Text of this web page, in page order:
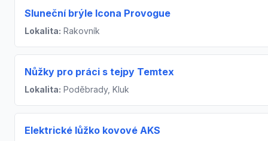
Sluneční brýle Icona Provogue
Lokalita: Rakovník
Nůžky pro práci s tejpy Temtex
Lokalita: Poděbrady, Kluk
Elektrické lůžko kovové AKS